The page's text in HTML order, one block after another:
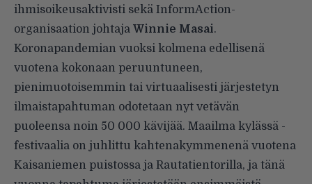
ihmisoikeusaktivisti sekä InformAction-
organisaation johtaja Winnie Masai.
Koronapandemian vuoksi kolmena edellisenä
vuotena kokonaan peruuntuneen,
pienimuotoisemmin tai virtuaalisesti järjestetyn
ilmaistapahtuman odotetaan nyt vetävän
puoleensa noin 50 000 kävijää. Maailma kylässä -
festivaalia on juhlittu kahtenakymmenenä vuotena
Kaisaniemen puistossa ja Rautatientorilla, ja tänä